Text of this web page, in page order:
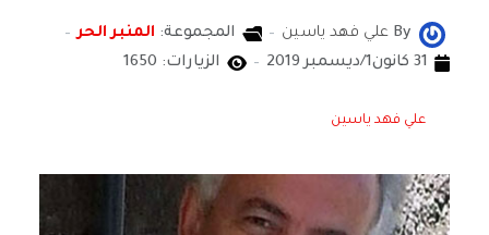
By علي فهد ياسين المجموعة: المنبر الحر
31 كانون1/ديسمبر 2019
الزيارات: 1650
علي فهد ياسين